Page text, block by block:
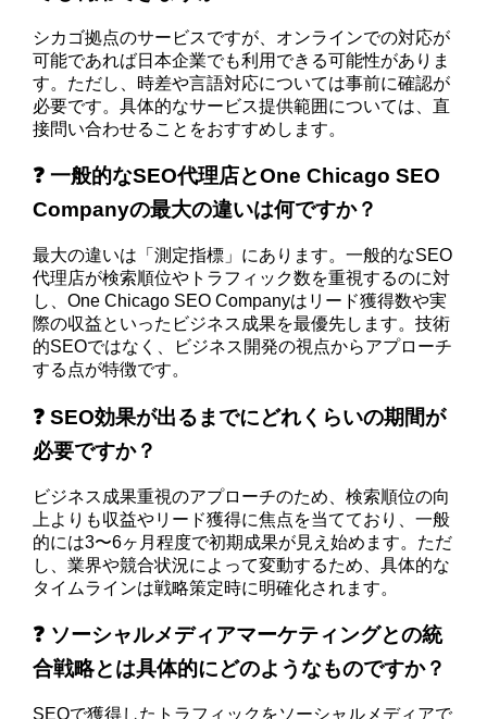
シカゴ拠点のサービスですが、オンラインでの対応が
可能であれば日本企業でも利用できる可能性がありま
す。ただし、時差や言語対応については事前に確認が
必要です。具体的なサービス提供範囲については、直
接問い合わせることをおすすめします。
❓ 一般的なSEO代理店とOne Chicago SEO
Companyの最大の違いは何ですか？
最大の違いは「測定指標」にあります。一般的なSEO
代理店が検索順位やトラフィック数を重視するのに対
し、One Chicago SEO Companyはリード獲得数や実
際の収益といったビジネス成果を最優先します。技術
的SEOではなく、ビジネス開発の視点からアプローチ
する点が特徴です。
❓ SEO効果が出るまでにどれくらいの期間が
必要ですか？
ビジネス成果重視のアプローチのため、検索順位の向
上よりも収益やリード獲得に焦点を当てており、一般
的には3〜6ヶ月程度で初期成果が見え始めます。ただ
し、業界や競合状況によって変動するため、具体的な
タイムラインは戦略策定時に明確化されます。
❓ ソーシャルメディアマーケティングとの統
合戦略とは具体的にどのようなものですか？
SEOで獲得したトラフィックをソーシャルメディアで